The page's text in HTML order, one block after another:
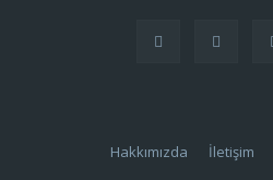
Hakkımızda İletişim